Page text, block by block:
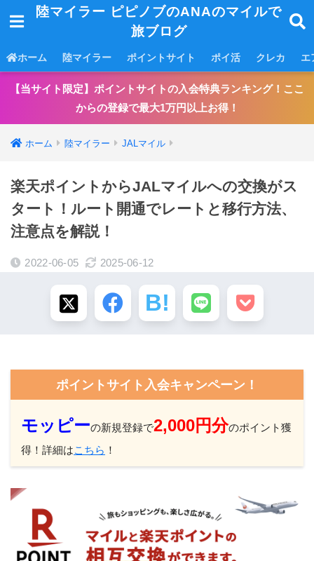
陸マイラー ピピノブのANAのマイルで
旅ブログ
ホーム 陸マイラー ポイントサイト ポイ活 クレカ エ
【当サイト限定】ポイントサイトの入会特典ランキング！ここ
からの登録で最大1万円以上お得！
ホーム 陸マイラー JALマイル
楽天ポイントからJALマイルへの交換がス
タート！ルート開通でレートと移行方法、
注意点を解説！
2022-06-05 2025-06-12
ポイントサイト入会キャンペーン！
モッピーの新規登録で2,000円分のポイント獲
得！詳細はこちら ！